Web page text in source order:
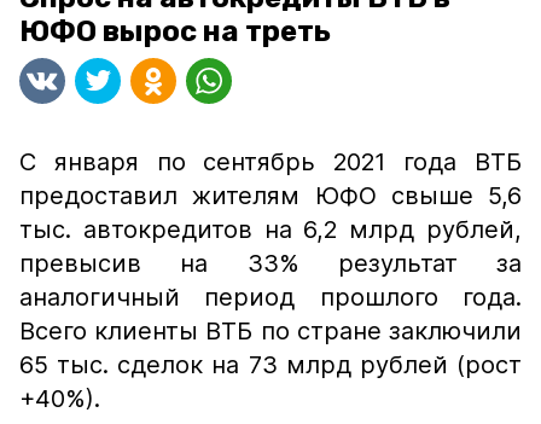
ЮФО вырос на треть
С января по сентябрь 2021 года ВТБ
предоставил жителям ЮФО свыше 5,6
тыс. автокредитов на 6,2 млрд рублей,
превысив на 33% результат за
аналогичный период прошлого года.
Всего клиенты ВТБ по стране заключили
65 тыс. сделок на 73 млрд рублей (рост
+40%).